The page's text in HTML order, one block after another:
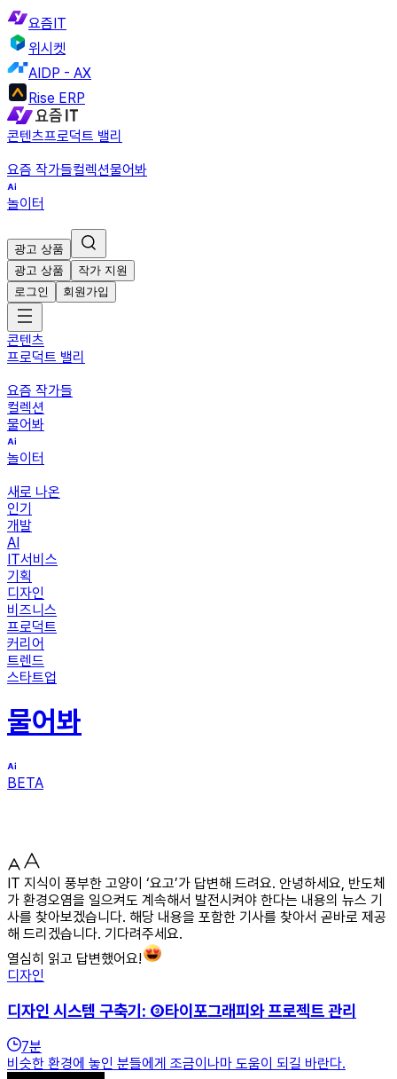
요즘IT
위시켓
AIDP - AX
Rise ERP
콘텐츠프로덕트 밸리
요즘 작가들컬렉션물어봐
놀이터
광고 상품
광고 상품
작가 지원
로그인
회원가입
콘텐츠
프로덕트 밸리
요즘 작가들
컬렉션
물어봐
놀이터
새로 나온
인기
개발
AI
IT서비스
기획
디자인
비즈니스
프로덕트
커리어
트렌드
스타트업
물어봐
BETA
IT 지식이 풍부한 고양이 ‘요고’가 답변해 드려요. 안녕하세요, 반도체
가 환경오염을 일으켜도 계속해서 발전시켜야 한다는 내용의 뉴스 기
사를 찾아보겠습니다. 해당 내용을 포함한 기사를 찾아서 곧바로 제공
해 드리겠습니다. 기다려주세요.
열심히 읽고 답변했어요!
디자인
디자인 시스템 구축기: ③타이포그래피와 프로젝트 관리
7분
비슷한 환경에 놓인 분들에게 조금이나마 도움이 되길 바란다.